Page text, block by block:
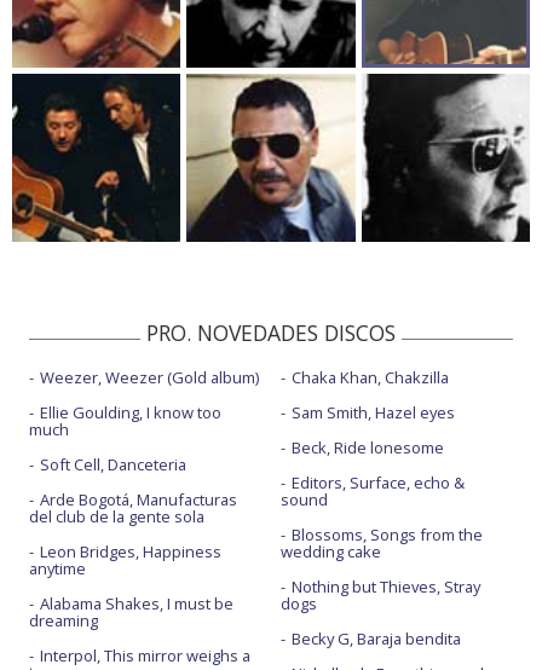
PRO. NOVEDADES DISCOS
Weezer, Weezer (Gold album)
Ellie Goulding, I know too
much
Soft Cell, Danceteria
Arde Bogotá, Manufacturas
del club de la gente sola
Leon Bridges, Happiness
anytime
Alabama Shakes, I must be
dreaming
Interpol, This mirror weighs a
Chaka Khan, Chakzilla
Sam Smith, Hazel eyes
Beck, Ride lonesome
Editors, Surface, echo &
sound
Blossoms, Songs from the
wedding cake
Nothing but Thieves, Stray
dogs
Becky G, Baraja bendita